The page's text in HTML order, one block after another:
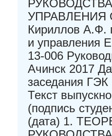
УПРАВЛЕНИЯ
Кириллов А.Ф.
и
13-006
Ачинск 2017
заседания
Текст
(подпись
(дата) 1.